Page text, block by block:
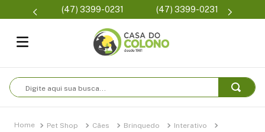
(47) 3399-0231 (47) 3399-0231
Digite aqui sua busca...
Pet Shop Cães Brinquedo
Interativo